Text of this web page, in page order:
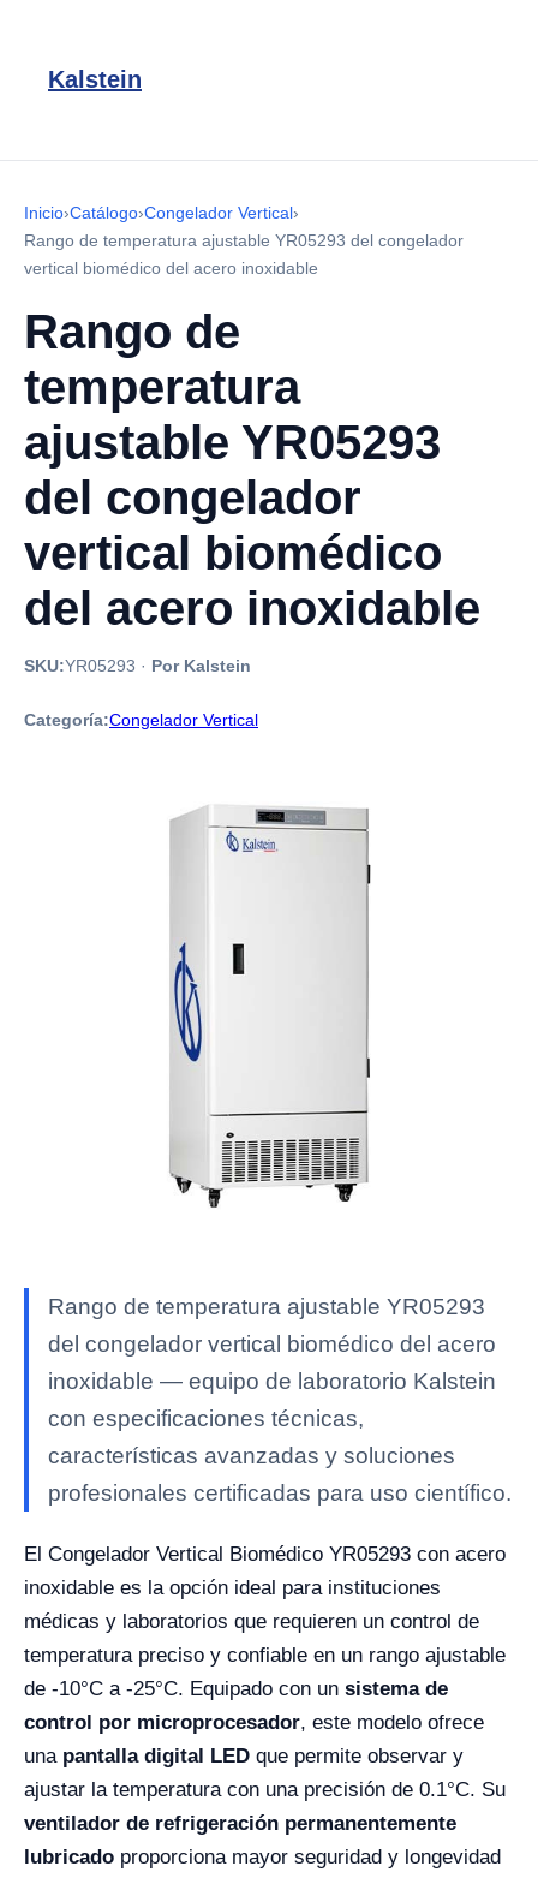
Kalstein
Inicio›Catálogo›Congelador Vertical›
Rango de temperatura ajustable YR05293 del congelador
vertical biomédico del acero inoxidable
Rango de
temperatura
ajustable YR05293
del congelador
vertical biomédico
del acero inoxidable
SKU:YR05293 · Por Kalstein
Categoría:Congelador Vertical
Rango de temperatura ajustable YR05293
del congelador vertical biomédico del acero
inoxidable — equipo de laboratorio Kalstein
con especificaciones técnicas,
características avanzadas y soluciones
profesionales certificadas para uso científico.
El Congelador Vertical Biomédico YR05293 con acero
inoxidable es la opción ideal para instituciones
médicas y laboratorios que requieren un control de
temperatura preciso y confiable en un rango ajustable
de -10°C a -25°C. Equipado con un sistema de
control por microprocesador, este modelo ofrece
una pantalla digital LED que permite observar y
ajustar la temperatura con una precisión de 0.1°C. Su
ventilador de refrigeración permanentemente
lubricado proporciona mayor seguridad y longevidad